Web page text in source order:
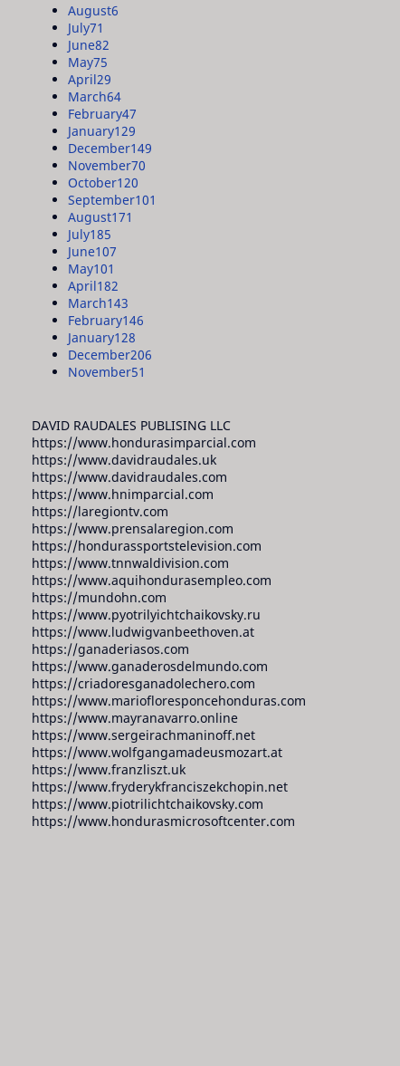
August6
July71
June82
May75
April29
March64
February47
January129
December149
November70
October120
September101
August171
July185
June107
May101
April182
March143
February146
January128
December206
November51
DAVID RAUDALES PUBLISING LLC
https://www.hondurasimparcial.com
https://www.davidraudales.uk
https://www.davidraudales.com
https://www.hnimparcial.com
https://laregiontv.com
https://www.prensalaregion.com
https://hondurassportstelevision.com
https://www.tnnwaldivision.com
https://www.aquihondurasempleo.com
https://mundohn.com
https://www.pyotrilyichtchaikovsky.ru
https://www.ludwigvanbeethoven.at
https://ganaderiasos.com
https://www.ganaderosdelmundo.com
https://criadoresganadolechero.com
https://www.mariofloresponcehonduras.com
https://www.mayranavarro.online
https://www.sergeirachmaninoff.net
https://www.wolfgangamadeusmozart.at
https://www.franzliszt.uk
https://www.fryderykfranciszekchopin.net
https://www.piotrilichtchaikovsky.com
https://www.hondurasmicrosoftcenter.com